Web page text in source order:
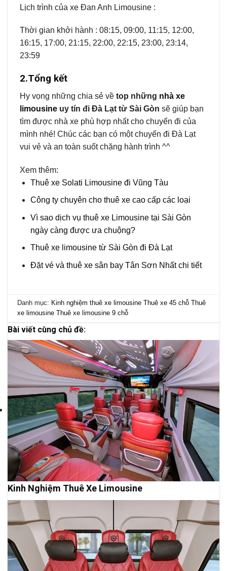
Lịch trình của xe Đan Anh Limousine :
Thời gian khởi hành : 08:15, 09:00, 11:15, 12:00,
16:15, 17:00, 21:15, 22:00, 22:15, 23:00, 23:14,
23:59
2.Tổng kết
Hy vọng những chia sẻ về top những nhà xe
limousine uy tín đi Đà Lạt từ Sài Gòn sẽ giúp bạn
tìm được nhà xe phù hợp nhất cho chuyến đi của
mình nhé! Chúc các bạn có một chuyến đi Đà Lạt
vui vẻ và an toàn suốt chặng hành trình ^^
Xem thêm:
Thuê xe Solati Limousine đi Vũng Tàu
Công ty chuyên cho thuê xe cao cấp các loại
Vì sao dịch vụ thuê xe Limousine tại Sài Gòn
ngày càng được ưa chuộng?
Thuê xe limousine từ Sài Gòn đi Đà Lạt
Đặt vé và thuê xe sân bay Tân Sơn Nhất chi tiết
Danh mục: Kinh nghiệm thuê xe limousine Thuê xe 45 chỗ Thuê
xe limousine Thuê xe limousine 9 chỗ
Bài viết cùng chủ đề:
Kinh Nghiệm Thuê Xe Limousine